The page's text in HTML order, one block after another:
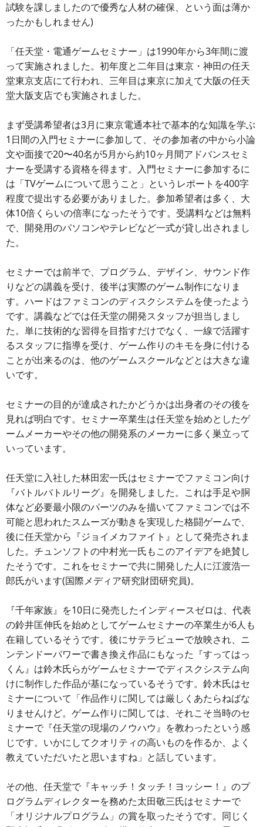
試験を課しましたので優秀な人材の確保、という面は薄か
ったかもしれません)
「任天堂・電通ゲームセミナー」は1990年から3年間に渡
って実施されました。初年度と二年目は東京・神田の任天
堂東京支店にて行われ、三年目は東京に加えて大阪の任天
堂大阪支店でも実施されました。
まず受講希望者は3月に東京電通本社で基本的な知識を学ぶ
1日間の入門セミナーに参加して、その参加者の中から小論
文や面接で20〜40名が5月から約10ヶ月間アドバンスセミ
ナーを受講する資格を得ます。入門セミナーに参加するに
は「TVゲームについて思うこと」というレポートを400字
程度で提出する必要がありました。参加希望者は多く、大
体10倍くらいの倍率になったそうです。受講料などは無料
で、開発用のパソコンやテレビなど一式が貸し出されまし
た。
セミナーでは前半で、プログラム、デザイン、サウンド作
りなどの講義を受け、後半は実際のゲーム制作になりま
す。ハードはファミコンのディスクシステムを使ったよう
です。講義などでは任天堂の開発スタッフが担当しまし
た。単に技術的な習得を目指すだけでなく、一線で活躍す
るスタッフに指導を受け、ゲーム作りのキモを身に付ける
ことが出来るのは、他のゲームスクールなどとは大きな違
いです。
セミナーの目的が達成されたかどうかは出身者のその後を
見れば明白です。セミナー卒業生は任天堂を始めとしたゲ
ームメーカーやその他の開発系のメーカーに多く巣立って
いっています。
任天堂に入社した林田宏一氏はセミナーでファミコン向け
『バトルバトルリーグ』を開発しました。これは手足や胴
体など必要最小限のパーツのみを描いてファミコンでは不
可能と思われたスムーズが動きを実現した格闘ゲームで、
後に任天堂から『ジョイメカファイト』として発売されま
した。チュンソフトの中村光一氏もこのアイデアを絶賛し
たそうです。これをセミナーで共に開発した人に江渡浩一
郎氏がいます(国際メディア研究財団研究員)。
『千年家族』を10日に発売したインディースゼロは、代表
の鈴井匡伸氏を始めとしてゲームセミナーの卒業生が6人も
在籍しているそうです。後にサテラビューで放映され、ニ
ンテンドーパワーで書き換え作品にもなった『すってはっ
くん』は鈴木氏らがゲームセミナーでディスクシステム向
けに制作した作品が基になっているそうです。鈴木氏はセ
ミナーについて「作品作りに関しては厳しくあたらねばな
りませんけど。ゲーム作りに関しては、それこそ当時のセ
ミナーで『任天堂の現場のノウハウ』を教わったという感
じです。いかにしてクオリティの高いものを作るか、よく
教えていただいたと思いますね」と話しています。
その他、任天堂で『キャッチ！タッチ！ヨッシー！』のプ
ログラムディレクターを務めた太田敬三氏はセミナーで
「オリジナルプログラム」の賞を取ったそうです。同じく